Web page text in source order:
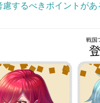
慮するべきポイントが